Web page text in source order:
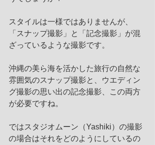
スタイルは一様ではありませんが、
「スナップ撮影」と「記念撮影」が混
ざっているような撮影です。
沖縄の美ら海を活かした旅行の自然な
雰囲気のスナップ撮影と、ウエディン
グ撮影の思い出の記念撮影、この両方
が必要ですね。
ではスタジオムーン（Yashiki）の撮影
の場合はそれをどのようにしているの